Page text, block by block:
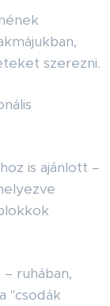
szerezni.
is ajánlott –
ruhában,
"csodák